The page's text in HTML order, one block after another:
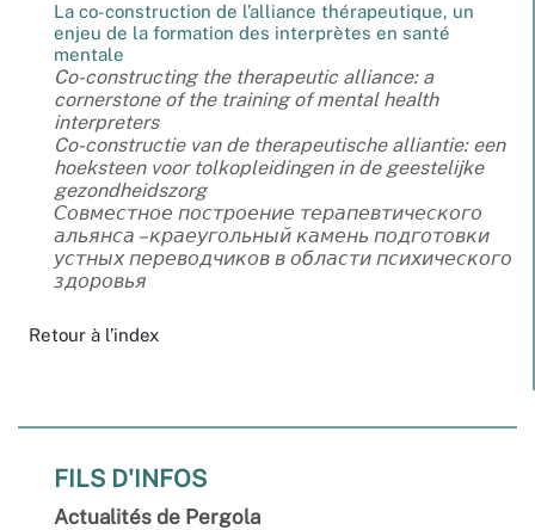
La co-construction de l’alliance thérapeutique, un
enjeu de la formation des interprètes en santé
mentale
Co-constructing the therapeutic alliance: a
cornerstone of the training of mental health
interpreters
Co-constructie van de therapeutische alliantie: een
hoeksteen voor tolkopleidingen in de geestelijke
gezondheidszorg
Совместное построение терапевтического
альянса – краеугольный камень подготовки
устных переводчиков в области психического
здоровья
Retour à l’index
FILS D'INFOS
Actualités de Pergola